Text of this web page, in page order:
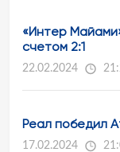
«Интер
счетом 2:1
22.02.2024
Реал победил
17.02.2024